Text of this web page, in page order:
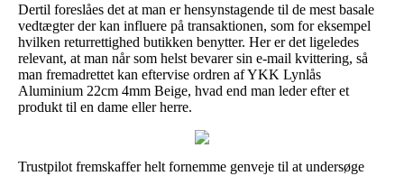
Dertil foreslåes det at man er hensynstagende til de mest basale
vedtægter der kan influere på transaktionen, som for eksempel
hvilken returrettighed butikken benytter. Her er det ligeledes
relevant, at man når som helst bevarer sin e-mail kvittering, så
man fremadrettet kan eftervise ordren af YKK Lynlås
Aluminium 22cm 4mm Beige, hvad end man leder efter et
produkt til en dame eller herre.
Trustpilot fremskaffer helt fornemme genveje til at undersøge